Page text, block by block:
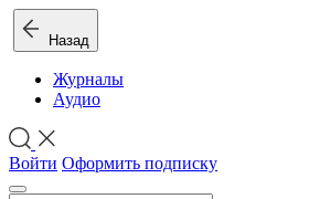
Назад
Журналы
Аудио
Войти Оформить подписку